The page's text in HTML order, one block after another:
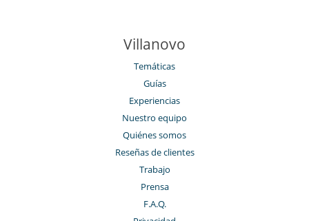
Villanovo
Temáticas
Guías
Experiencias
Nuestro equipo
Quiénes somos
Reseñas de clientes
Trabajo
Prensa
F.A.Q.